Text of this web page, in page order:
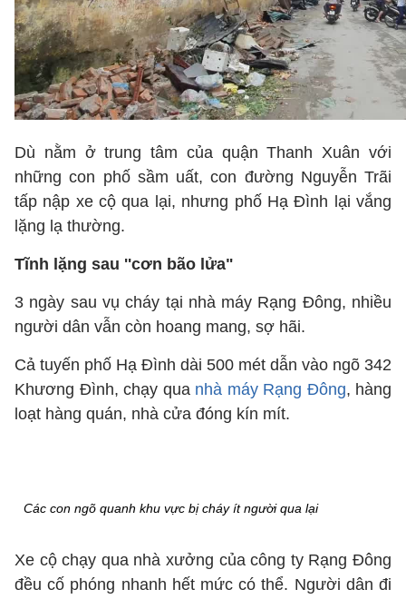
Dù nằm ở trung tâm của quận Thanh Xuân với
những con phố sầm uất, con đường Nguyễn Trãi
tấp nập xe cộ qua lại, nhưng phố Hạ Đình lại vắng
lặng lạ thường.
Tĩnh lặng sau ''cơn bão lửa"
3 ngày sau vụ cháy tại nhà máy Rạng Đông, nhiều
người dân vẫn còn hoang mang, sợ hãi.
Cả tuyến phố Hạ Đình dài 500 mét dẫn vào ngõ 342
Khương Đình, chạy qua nhà máy Rạng Đông, hàng
loạt hàng quán, nhà cửa đóng kín mít.
Các con ngõ quanh khu vực bị cháy ít người qua lại
Xe cộ chạy qua nhà xưởng của công ty Rạng Đông
đều cố phóng nhanh hết mức có thể. Người dân đi